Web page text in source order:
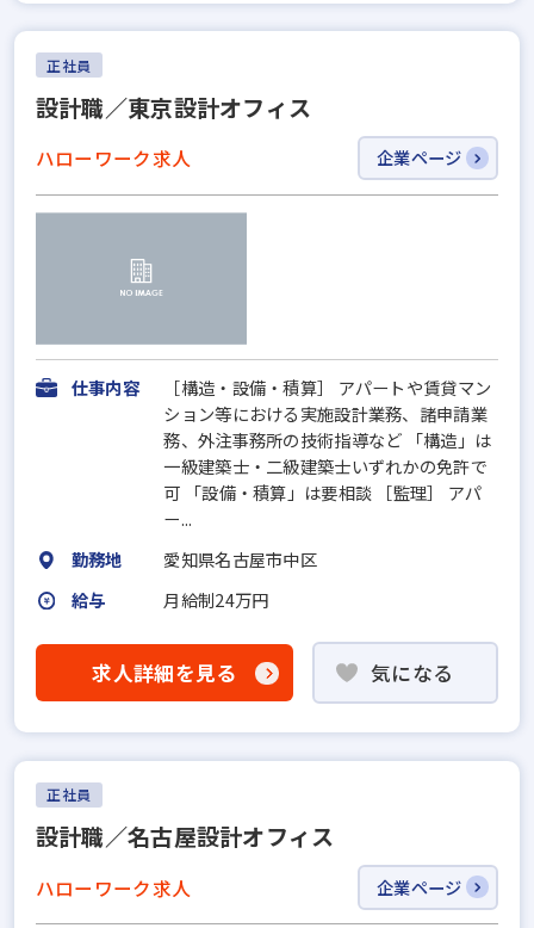
正社員
設計職／東京設計オフィス
ハローワーク求人 企業ページ
仕事内容
［構造・設備・積算］ アパートや賃貸マン
ション等における実施設計業務、諸申請業
務、外注事務所の技術指導など 「構造」は
一級建築士・二級建築士いずれかの免許で
可 「設備・積算」は要相談 ［監理］ アパ
ー...
勤務地
愛知県名古屋市中区
給与
月給制24万円
求人詳細を見る 気になる
正社員
設計職／名古屋設計オフィス
ハローワーク求人 企業ページ